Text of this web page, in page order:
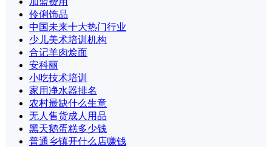
伶俐饰品
中国未来十大热门行业
少儿美术培训机构
合记羊肉烩面
安科丽
小吃技术培训
家用净水器排名
农村最缺什么生意
无人售货成人用品
黑天鹅蛋糕多少钱
普通乡镇开什么店赚钱